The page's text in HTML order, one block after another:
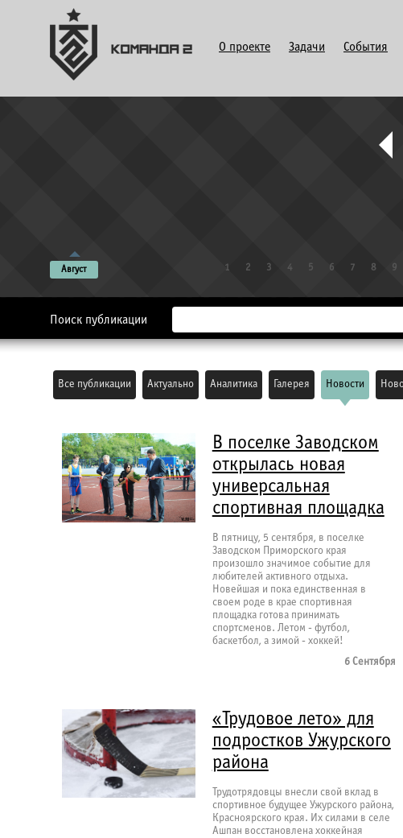
О проекте Задачи События
Август 1 2 3 4 5 6 7 8 9
Поиск публикации
Все публикации Актуально Аналитика Галерея Новости
В поселке Заводском
открылась новая
универсальная
спортивная площадка
В пятницу, 5 сентября, в поселке
Заводском Приморского края
произошло значимое событие для
любителей активного отдыха.
Новейшая и пока единственная в
своем роде в крае спортивная
площадка готова принимать
спортсменов. Летом - футбол,
баскетбол, а зимой - хоккей!
6 Сентября
«Трудовое лето» для
подростков Ужурского
района
Трудотрядовцы внесли свой вклад в
спортивное будущее Ужурского района,
Красноярского края. Их силами в селе
Ашпан восстановлена хоккейная